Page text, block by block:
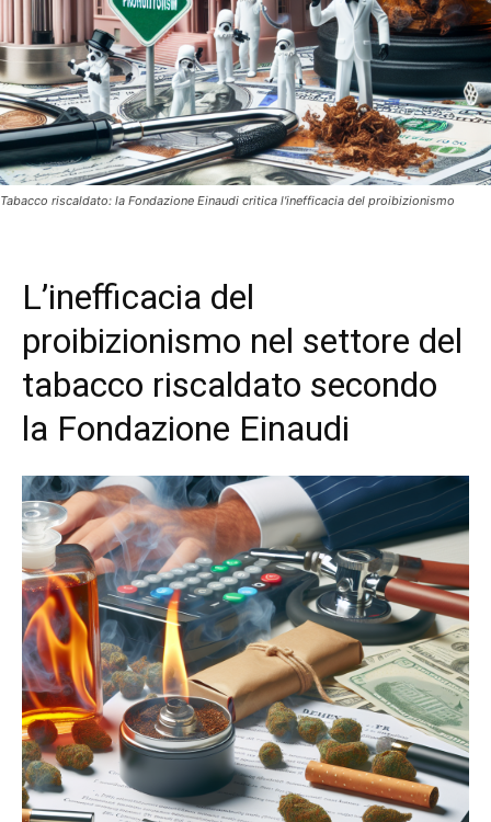
Tabacco riscaldato: la Fondazione Einaudi critica l'inefficacia del proibizionismo
L’inefficacia del
proibizionismo nel settore del
tabacco riscaldato secondo
la Fondazione Einaudi